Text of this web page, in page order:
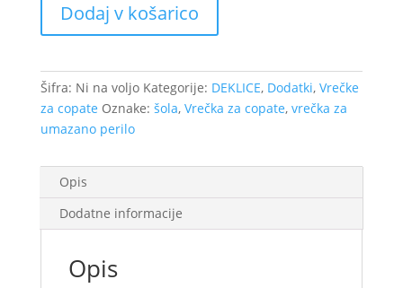
vrečka
za
ali
perilo
-
količina
Dodaj v košarico
Šifra: Ni na voljo Kategorije: DEKLICE, Dodatki, Vrečke
za copate Oznake: šola, Vrečka za copate, vrečka za
umazano perilo
Opis
Dodatne informacije
Opis